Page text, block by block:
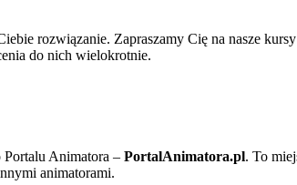
rozwiązanie. Zapraszamy Cię na nasze
do nich wielokrotnie.
Animatora – PortalAnimatora.pl. To
animatorami.